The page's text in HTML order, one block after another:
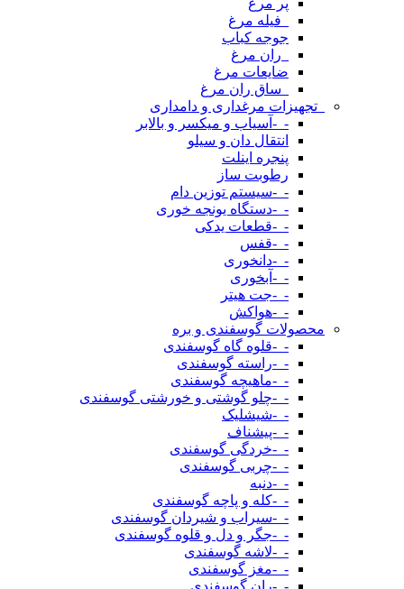
پر مرغ
_فیله مرغ
جوجه کباب
_ران مرغ
ضایعات مرغ
_ساق ران مرغ
_تجهیزات مرغداری و دامداری
-_-آسیاب و میکسر و بالابر
انتقال دان و سیلو
پنجره اینلت
رطوبت ساز
-_-سیستم توزین دام
-_-دستگاه یونجه خوری
-_-قطعات یدکی
-_-قفس
-_-دانخوری
-_-آبخوری
-_-جت هیتر
-_-هواکش
محصولات گوسفندی و بره
-_-قلوه گاه گوسفندی
-_-راسته گوسفندی
-_-ماهیچه گوسفندی
-_-چلو گوشتی و خورشتی گوسفندی
-_-شیشلیک
-_-پیشناف
-_-خردگی گوسفندی
-_-چربی گوسفندی
-_-دنبه
-_-کله و پاچه گوسفندی
-_-سیراب و شیردان گوسفندی
-_-جگر و دل و قلوه گوسفندی
-_-لاشه گوسفندی
-_-مغز گوسفندی